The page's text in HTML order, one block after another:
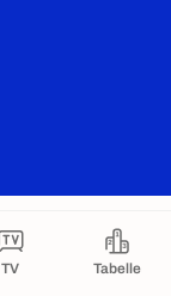
TV Tabelle